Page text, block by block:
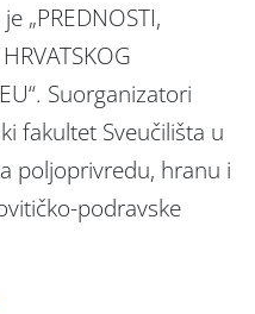
„PREDNOSTI,
Suorganizatori
fakultet Sveučilišta u
poljoprivredu, hranu i
podravske